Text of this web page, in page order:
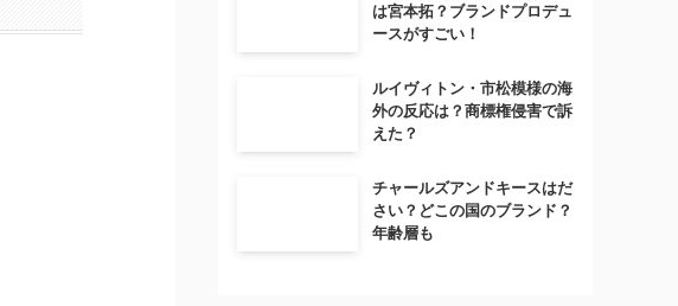
は宮本拓？ブランドプロデュ
ースがすごい！
ルイヴィトン・市松模様の海
外の反応は？商標権侵害で訴
えた？
チャールズアンドキースはだ
さい？どこの国のブランド？
年齢層も